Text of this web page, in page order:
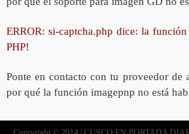
ERROR: si-captcha.php dice: la
PHP!
Ponte en contacto con tu proveedor de
por qué la función imagepnp no está